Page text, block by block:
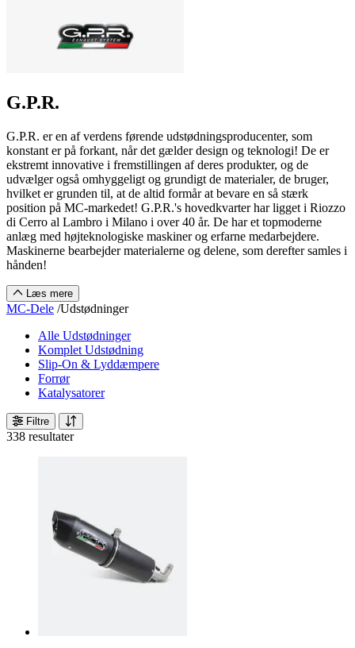
G.P.R.
G.P.R. er en af verdens førende udstødningsproducenter, som
konstant er på forkant, når det gælder design og teknologi! De er
ekstremt innovative i fremstillingen af deres produkter, og de
udvælger også omhyggeligt og grundigt de materialer, de bruger,
hvilket er grunden til, at de altid formår at bevare en så stærk
position på MC-markedet! G.P.R.'s hovedkvarter har ligget i Riozzo
di Cerro al Lambro i Milano i over 40 år. De har et topmoderne
anlæg med højteknologiske maskiner og erfarne medarbejdere.
Maskinerne bearbejder materialerne og delene, som derefter samles i
hånden!
Læs mere
MC-Dele /Udstødninger
Alle Udstødninger
Komplet Udstødning
Slip-On & Lyddæmpere
Forrør
Katalysatorer
Filtre
338 resultater